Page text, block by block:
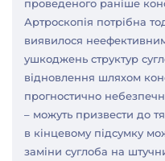
проведеного раніше
Артроскопія потрібна
виявилося
ушкоджень структур
відновлення шляхом
прогностично
– можуть призвести до
в кінцевому підсумку
заміни суглоба на